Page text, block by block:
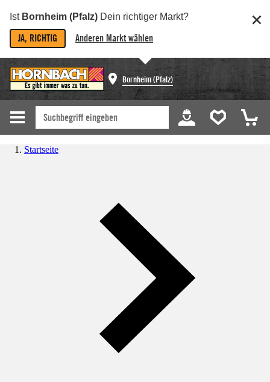
Ist Bornheim (Pfalz) Dein richtiger Markt?
JA, RICHTIG Anderen Markt wählen
Bornheim (Pfalz)
Startseite